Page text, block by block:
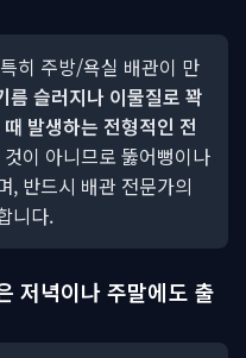
히 주방/욕실 배관이 만
름 슬러지나 이물질로 꽉
발생하는 전형적인 전
이 아니므로 뚫어뻥이나
, 반드시 배관 전문가의
니다.
저녁이나 주말에도 출